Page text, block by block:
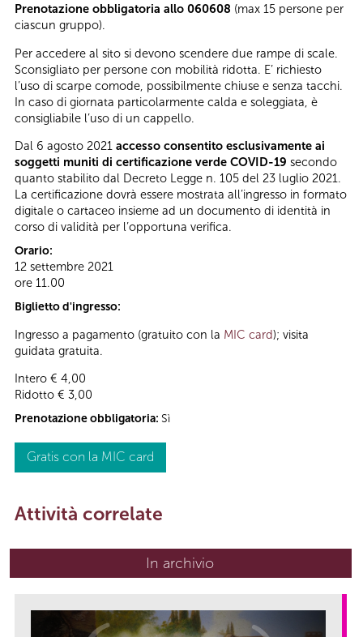
Prenotazione obbligatoria allo 060608 (max 15 persone per
ciascun gruppo).
Per accedere al sito si devono scendere due rampe di scale.
Sconsigliato per persone con mobilità ridotta. E’ richiesto
l’uso di scarpe comode, possibilmente chiuse e senza tacchi.
In caso di giornata particolarmente calda e soleggiata, è
consigliabile l’uso di un cappello.
Dal 6 agosto 2021 accesso consentito esclusivamente ai
soggetti muniti di certificazione verde COVID-19 secondo
quanto stabilito dal Decreto Legge n. 105 del 23 luglio 2021.
La certificazione dovrà essere mostrata all’ingresso in formato
digitale o cartaceo insieme ad un documento di identità in
corso di validità per l’opportuna verifica.
Orario:
12 settembre 2021
ore 11.00
Biglietto d'ingresso:
Ingresso a pagamento (gratuito con la MIC card); visita
guidata gratuita.
Intero € 4,00
Ridotto € 3,00
Prenotazione obbligatoria: Sì
Gratis con la MIC card
Attività correlate
In archivio